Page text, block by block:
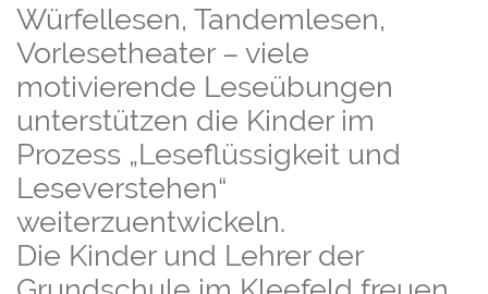
Würfellesen, Tandemlesen,
Vorlesetheater – viele
motivierende Leseübungen
unterstützen die Kinder im
Prozess „Leseflüssigkeit und
Leseverstehen“
weiterzuentwickeln.
Die Kinder und Lehrer der